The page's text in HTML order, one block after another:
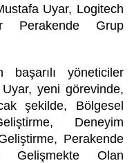
Uyar, Logitech
Perakende Grup
başarılı yöneticiler
yeni görevinde,
şekilde, Bölgesel
Deneyim
Perakende
Gelişmekte Olan